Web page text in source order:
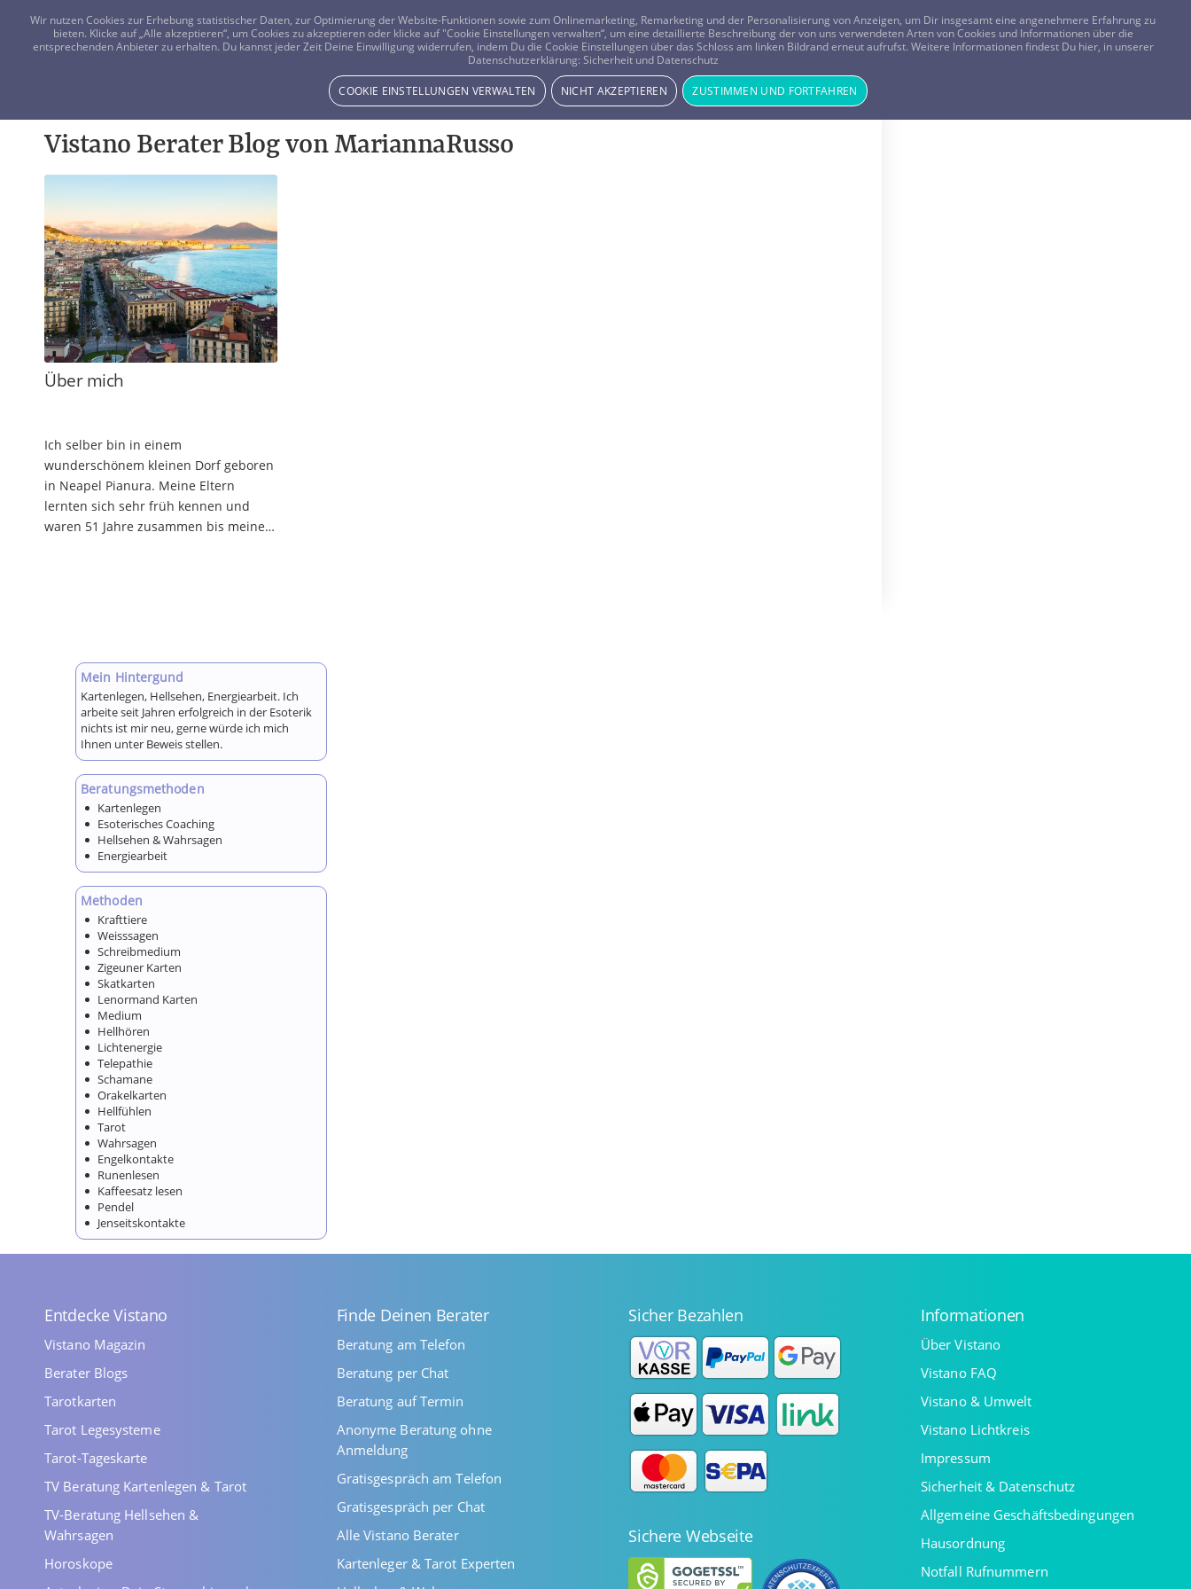
FRAGEN? KOSTENLOS ANRUFEN: 0800-8478266
Beratung Horoskope Tageskarte Magazin ANMELDEN REGISTRIEREN
Vistano Berater Blog von MariannaRusso
Über mich
Ich selber bin in einem
wunderschönem kleinen Dorf geboren
in Neapel Pianura. Meine Eltern
lernten sich sehr früh kennen und
waren 51 Jahre zusammen bis meine
Mein Hintergund
Kartenlegen, Hellsehen, Energiearbeit. Ich
arbeite seit Jahren erfolgreich in der Esoterik
nichts ist mir neu, gerne würde ich mich
Ihnen unter Beweis stellen.
Beratungsmethoden
Kartenlegen
Esoterisches Coaching
Hellsehen & Wahrsagen
Energiearbeit
Methoden
Krafttiere
Weisssagen
Schreibmedium
Zigeuner Karten
Skatkarten
Lenormand Karten
Medium
Hellhören
Lichtenergie
Telepathie
Schamane
Orakelkarten
Hellfühlen
Tarot
Wahrsagen
Engelkontakte
Runenlesen
Kaffeesatz lesen
Pendel
Jenseitskontakte
Entdecke Vistano
Vistano Magazin
Berater Blogs
Tarotkarten
Tarot Legesysteme
Tarot-Tageskarte
TV Beratung Kartenlegen & Tarot
TV-Beratung Hellsehen &
Wahrsagen
Horoskope
Finde Deinen Berater
Beratung am Telefon
Beratung per Chat
Beratung auf Termin
Anonyme Beratung ohne
Anmeldung
Gratisgespräch am Telefon
Gratisgespräch per Chat
Alle Vistano Berater
Kartenleger & Tarot Experten
Sicher Bezahlen
Sichere Webseite
Informationen
Über Vistano
Vistano FAQ
Vistano & Umwelt
Vistano Lichtkreis
Impressum
Sicherheit & Datenschutz
Allgemeine Geschäftsbedingungen
Hausordnung
Notfall Rufnummern
Wir nutzen Cookies zur Erhebung statistischer Daten, zur Optimierung der Website-Funktionen sowie zum Onlinemarketing, Remarketing und der Personalisierung von Anzeigen, um Dir insgesamt eine angenehmere Erfahrung zu
bieten. Klicke auf „Alle akzeptieren“, um Cookies zu akzeptieren oder klicke auf "Cookie Einstellungen verwalten“, um eine detaillierte Beschreibung der von uns verwendeten Arten von Cookies und Informationen über die
entsprechenden Anbieter zu erhalten. Du kannst jeder Zeit Deine Einwilligung widerrufen, indem Du die Cookie Einstellungen über das Schloss am linken Bildrand erneut aufrufst. Weitere Informationen findest Du hier, in unserer
Datenschutzerklärung: Sicherheit und Datenschutz
COOKIE EINSTELLUNGEN VERWALTEN NICHT AKZEPTIEREN ZUSTIMMEN UND FORTFAHREN